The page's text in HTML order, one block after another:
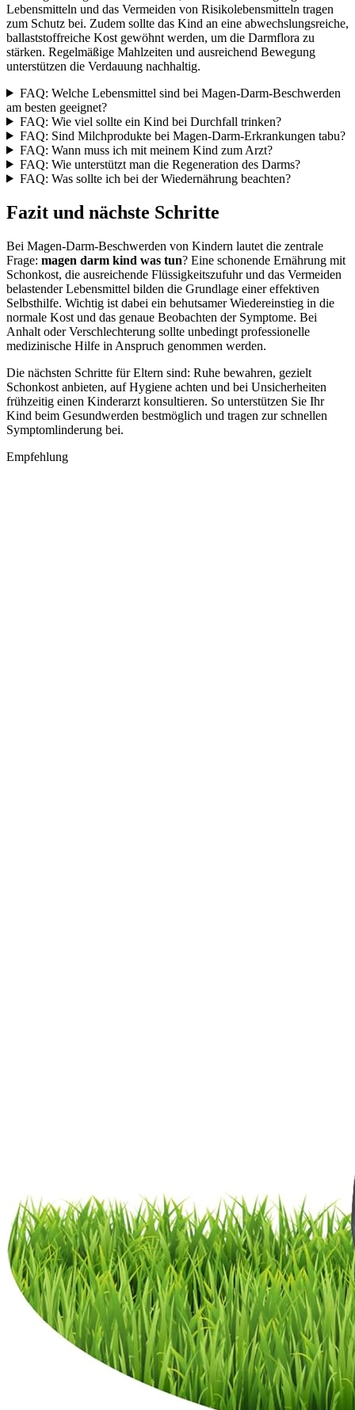
Lebensmitteln und das Vermeiden von Risikolebensmitteln tragen
zum Schutz bei. Zudem sollte das Kind an eine abwechslungsreiche,
ballaststoffreiche Kost gewöhnt werden, um die Darmflora zu
stärken. Regelmäßige Mahlzeiten und ausreichend Bewegung
unterstützen die Verdauung nachhaltig.
FAQ: Welche Lebensmittel sind bei Magen-Darm-Beschwerden
am besten geeignet?
FAQ: Wie viel sollte ein Kind bei Durchfall trinken?
FAQ: Sind Milchprodukte bei Magen-Darm-Erkrankungen tabu?
FAQ: Wann muss ich mit meinem Kind zum Arzt?
FAQ: Wie unterstützt man die Regeneration des Darms?
FAQ: Was sollte ich bei der Wiedernährung beachten?
Fazit und nächste Schritte
Bei Magen-Darm-Beschwerden von Kindern lautet die zentrale
Frage: magen darm kind was tun? Eine schonende Ernährung mit
Schonkost, die ausreichende Flüssigkeitszufuhr und das Vermeiden
belastender Lebensmittel bilden die Grundlage einer effektiven
Selbsthilfe. Wichtig ist dabei ein behutsamer Wiedereinstieg in die
normale Kost und das genaue Beobachten der Symptome. Bei
Anhalt oder Verschlechterung sollte unbedingt professionelle
medizinische Hilfe in Anspruch genommen werden.
Die nächsten Schritte für Eltern sind: Ruhe bewahren, gezielt
Schonkost anbieten, auf Hygiene achten und bei Unsicherheiten
frühzeitig einen Kinderarzt konsultieren. So unterstützen Sie Ihr
Kind beim Gesundwerden bestmöglich und tragen zur schnellen
Symptomlinderung bei.
Empfehlung